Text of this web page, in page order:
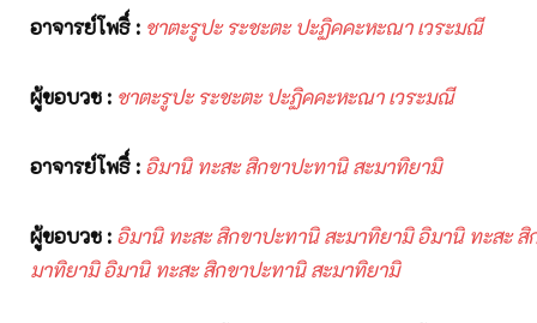
อาจารย์โพธิ์ : ชาตะรูปะ ระชะตะ ปะฏิคคะหะณา เวระมณี
ผู้ขอบวช : ชาตะรูปะ ระชะตะ ปะฏิคคะหะณา เวระมณี
อาจารย์โพธิ์ : อิมานิ ทะสะ สิกขาปะทานิ สะมาทิยามิ
ผู้ขอบวช : อิมานิ ทะสะ สิกขาปะทานิ สะมาทิยามิ อิมานิ ทะสะ สิ
มาทิยามิ อิมานิ ทะสะ สิกขาปะทานิ สะมาทิยามิ